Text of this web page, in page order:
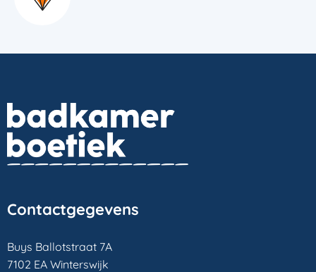
Contactgegevens
Buys Ballotstraat 7A
7102 EA Winterswijk